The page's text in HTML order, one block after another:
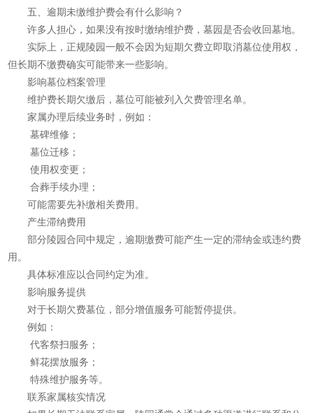
五、逾期未缴维护费会有什么影响？
许多人担心，如果没有按时缴纳维护费，墓园是否会收回墓地。
实际上，正规陵园一般不会因为短期欠费立即取消墓位使用权，
但长期不缴费确实可能带来一些影响。
影响墓位档案管理
维护费长期欠缴后，墓位可能被列入欠费管理名单。
家属办理后续业务时，例如：
墓碑维修；
墓位迁移；
使用权变更；
合葬手续办理；
可能需要先补缴相关费用。
产生滞纳费用
部分陵园合同中规定，逾期缴费可能产生一定的滞纳金或违约费
用。
具体标准应以合同约定为准。
影响服务提供
对于长期欠费墓位，部分增值服务可能暂停提供。
例如：
代客祭扫服务；
鲜花摆放服务；
特殊维护服务等。
联系家属核实情况